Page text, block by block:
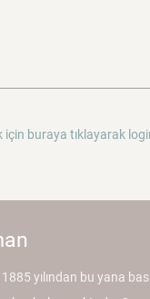
için buraya tıklayarak
yılından bu yana